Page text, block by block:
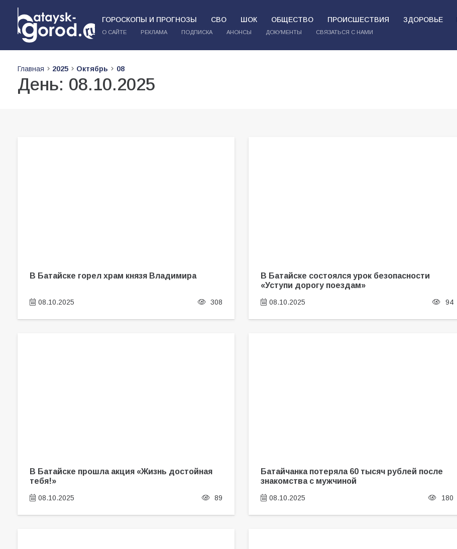
ГОРОСКОПЫ И ПРОГНОЗЫ СВО ШОК ОБЩЕСТВО ПРОИСШЕСТВИЯ ЗДОРОВЬЕ
О САЙТЕ РЕКЛАМА ПОДПИСКА АНОНСЫ ДОКУМЕНТЫ СВЯЗАТЬСЯ С НАМИ
Главная 2025 Октябрь 08
День: 08.10.2025
В Батайске горел храм князя Владимира
08.10.2025 308
В Батайске состоялся урок безопасности
«Уступи дорогу поездам»
08.10.2025 94
В Батайске прошла акция «Жизнь достойная
тебя!»
08.10.2025 89
Батайчанка потеряла 60 тысяч рублей после
знакомства с мужчиной
08.10.2025 180